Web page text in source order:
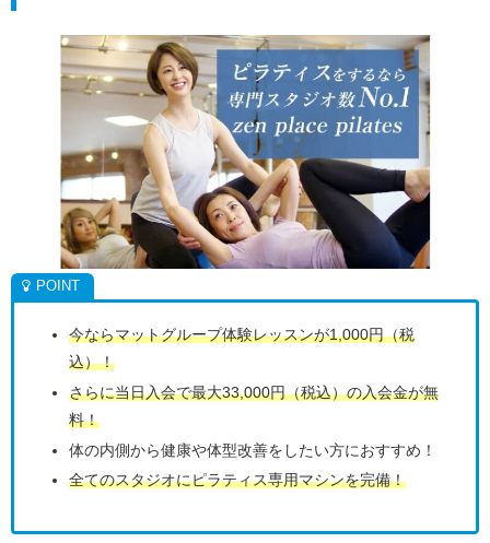
今ならマットグループ体験レッスンが1,000円（税
込）！
さらに当日入会で最大33,000円（税込）の入会金が無
料！
体の内側から健康や体型改善をしたい方におすすめ！
全てのスタジオにピラティス専用マシンを完備！